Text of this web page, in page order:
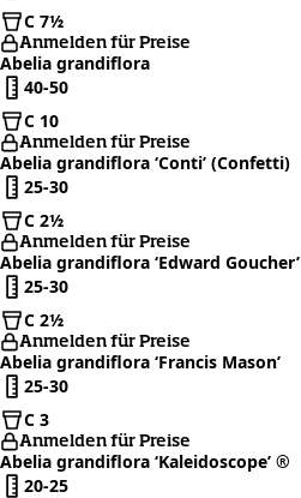
C 7½
Anmelden für Preise
Abelia grandiflora
40-50
C 10
Anmelden für Preise
Abelia grandiflora ‘Conti’ (Confetti)
25-30
C 2½
Anmelden für Preise
Abelia grandiflora ‘Edward Goucher’
25-30
C 2½
Anmelden für Preise
Abelia grandiflora ‘Francis Mason’
25-30
C 3
Anmelden für Preise
Abelia grandiflora ‘Kaleidoscope’ ®
20-25